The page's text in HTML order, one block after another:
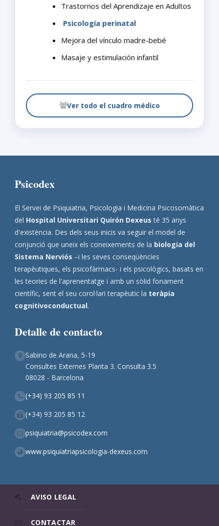
Trastornos del Aprendizaje en Adultos
Psicología perinatal
Mejora del vínculo madre-bebé
Masaje y estimulación infantil
Ver todo el cuadro médico
Psicodex
El Servei de Psiquiatria, Psicologia i Medicina Psicosomàtica
del Hospital Universitari Quirón Dexeus té 35 anys
d'existència. Des dels seus inicis va seguir el model de
conjunció que uneix els coneixements de la biologia del
Sistema Nerviós –i les seves conseqüències
terapèutiques, els psicofàrmacs- i els psicològics, basats en
les teories de l'aprenentatge i amb un sòlid fonament
científic, sent el seu corol·lari terapèutic la teràpia
cognitivoconductual.
Detalle de contacto
Sabino de Arana, 5-19
Consultes Externes Planta 3. Consulta 3.5
08028 - Barcelona
(+34) 93 205 85 11
(+34) 93 205 85 12
psiquiatria@psicodex.com
www.psiquiatriapsicologia-dexeus.com
AVISO LEGAL
CONTACTAR